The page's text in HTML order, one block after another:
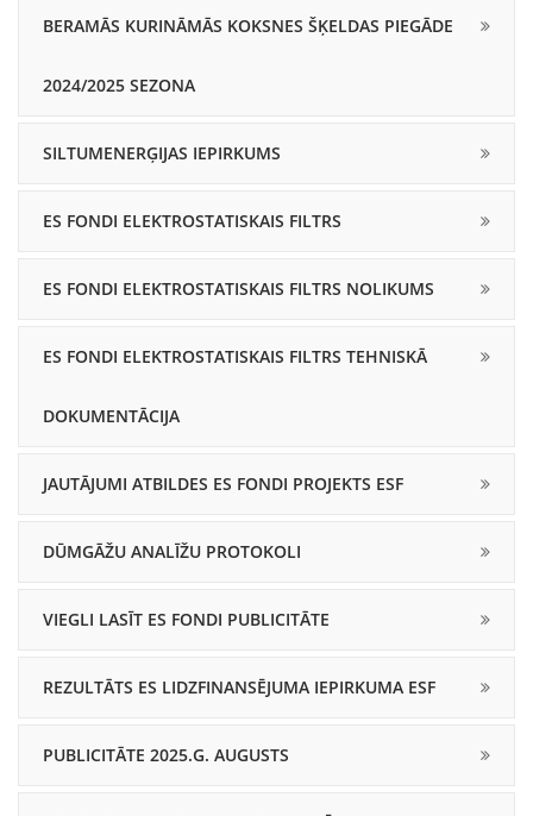
BERAMĀS KURINĀMĀS KOKSNES ŠĶELDAS PIEGĀDE
2024/2025 SEZONA
SILTUMENERĢIJAS IEPIRKUMS
ES FONDI ELEKTROSTATISKAIS FILTRS
ES FONDI ELEKTROSTATISKAIS FILTRS NOLIKUMS
ES FONDI ELEKTROSTATISKAIS FILTRS TEHNISKĀ
DOKUMENTĀCIJA
JAUTĀJUMI ATBILDES ES FONDI PROJEKTS ESF
DŪMGĀŽU ANALĪŽU PROTOKOLI
VIEGLI LASĪT ES FONDI PUBLICITĀTE
REZULTĀTS ES LIDZFINANSĒJUMA IEPIRKUMA ESF
PUBLICITĀTE 2025.G. AUGUSTS